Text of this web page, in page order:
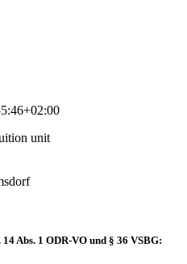
unit
Abs. 1 ODR-VO und § 36 VSBG: